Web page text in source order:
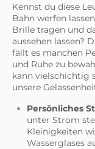
Kennst du diese
Bahn werfen
Brille tragen und
aussehen lassen?
fällt es manchen
und Ruhe zu
kann vielschichtig
unsere
Persönliches
unter Strom
Kleinigkeiten
Wasserglases